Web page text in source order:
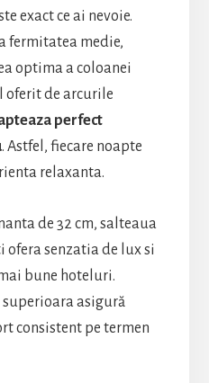
exact ce ai nevoie.
fermitatea medie,
optima a coloanei
oferit de arcurile
perfect
. Astfel, fiecare noapte
relaxanta.
de 32 cm, salteaua
ofera senzatia de lux si
bune hoteluri.
asigură
consistent pe termen